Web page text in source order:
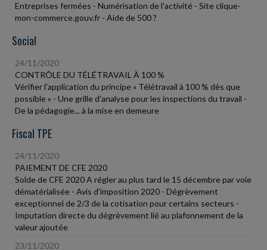
Entreprises fermées - Numérisation de l'activité - Site clique-
mon-commerce.gouv.fr - Aide de 500 ?
Social
24/11/2020
CONTRÔLE DU TÉLÉTRAVAIL À 100 %
Vérifier l'application du principe « Télétravail à 100 % dès que
possible » - Une grille d'analyse pour les inspections du travail -
De la pédagogie... à la mise en demeure
Fiscal TPE
24/11/2020
PAIEMENT DE CFE 2020
Solde de CFE 2020 A régler au plus tard le 15 décembre par voie
dématérialisée - Avis d'imposition 2020 - Dégrèvement
exceptionnel de 2/3 de la cotisation pour certains secteurs -
Imputation directe du dégrèvement lié au plafonnement de la
valeur ajoutée
23/11/2020